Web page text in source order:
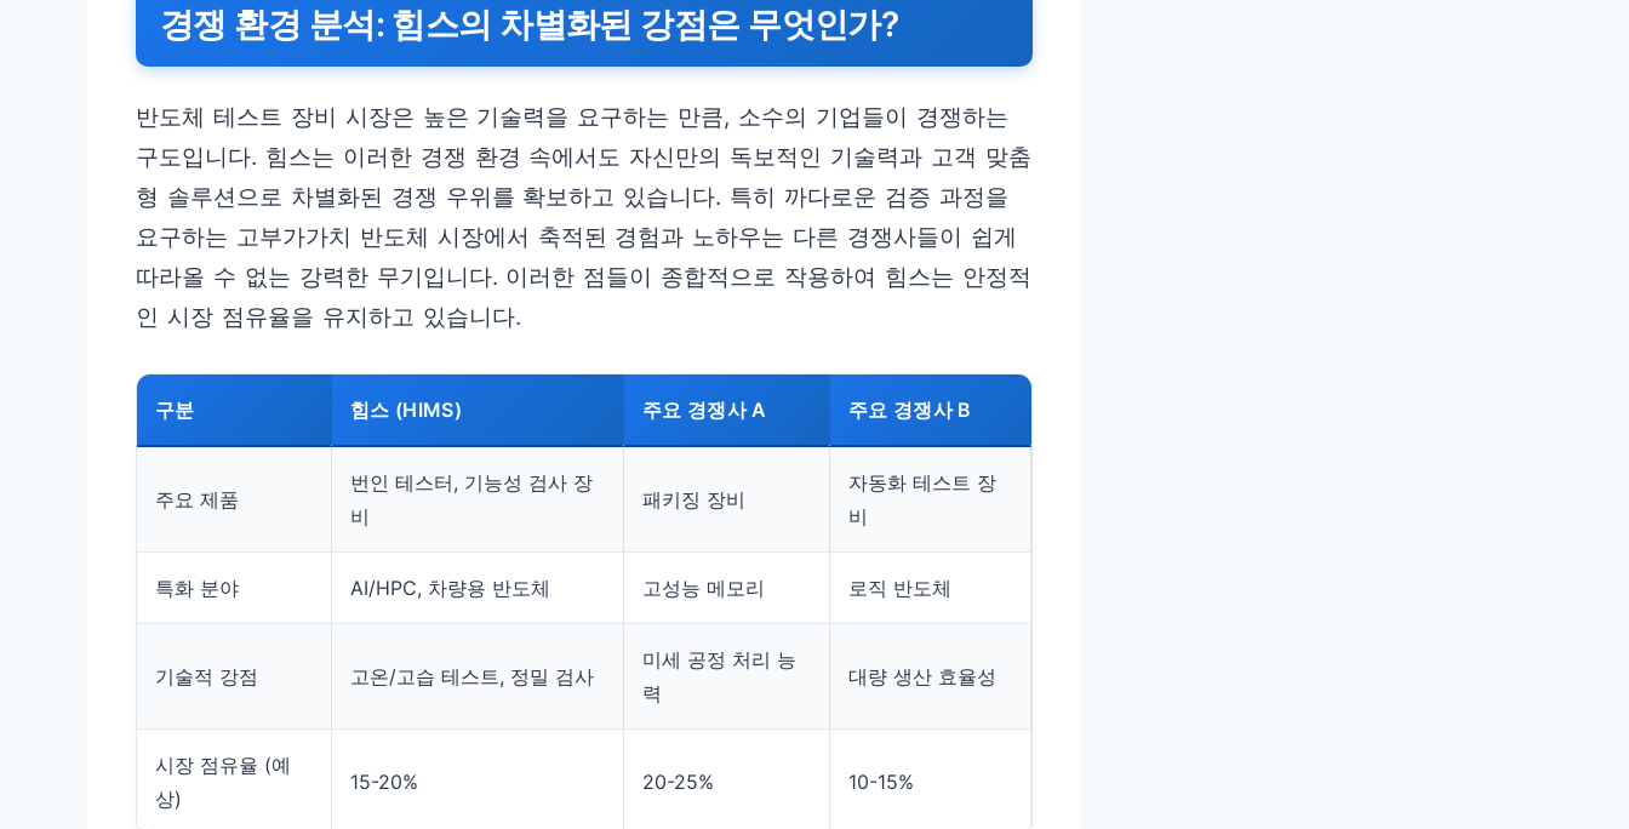
경쟁 환경 분석: 힘스의 차별화된 강점은 무엇인가?
반도체 테스트 장비 시장은 높은 기술력을 요구하는 만큼, 소수의 기업들이 경쟁하는
구도입니다. 힘스는 이러한 경쟁 환경 속에서도 자신만의 독보적인 기술력과 고객 맞춤
형 솔루션으로 차별화된 경쟁 우위를 확보하고 있습니다. 특히 까다로운 검증 과정을
요구하는 고부가가치 반도체 시장에서 축적된 경험과 노하우는 다른 경쟁사들이 쉽게
따라올 수 없는 강력한 무기입니다. 이러한 점들이 종합적으로 작용하여 힘스는 안정적
인 시장 점유율을 유지하고 있습니다.
구분 힘스 (HIMS) 주요 경쟁사 A 주요 경쟁사 B
주요 제품
번인 테스터, 기능성 검사 장
비
패키징 장비
자동화 테스트 장
비
특화 분야 AI/HPC, 차량용 반도체 고성능 메모리 로직 반도체
기술적 강점 고온/고습 테스트, 정밀 검사
미세 공정 처리 능
력
대량 생산 효율성
시장 점유율 (예
상)
15-20% 20-25% 10-15%